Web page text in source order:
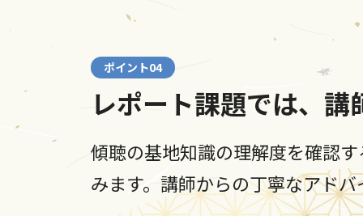
ポイント04
レポート課題では、
傾聴の基地知識の理解度を確認
みます。講師からの丁寧なアド